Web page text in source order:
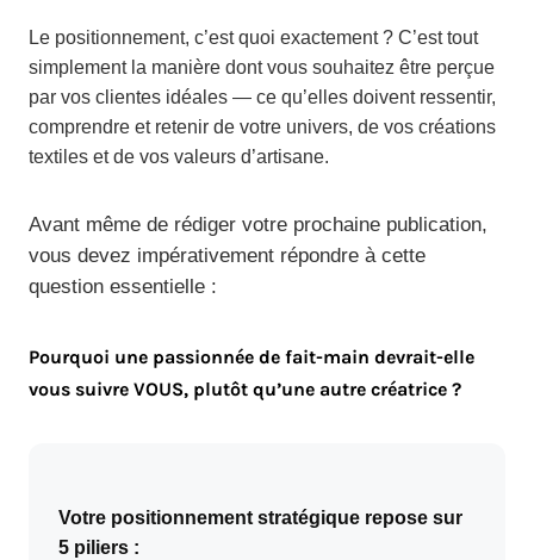
Le positionnement, c’est quoi exactement ? C’est tout
simplement la manière dont vous souhaitez être perçue
par vos clientes idéales — ce qu’elles doivent ressentir,
comprendre et retenir de votre univers, de vos créations
textiles et de vos valeurs d’artisane.
Avant même de rédiger votre prochaine publication,
vous devez impérativement répondre à cette
question essentielle :
Pourquoi une passionnée de fait-main devrait-elle
vous suivre VOUS, plutôt qu’une autre créatrice ?
Votre positionnement stratégique repose sur
5 piliers :